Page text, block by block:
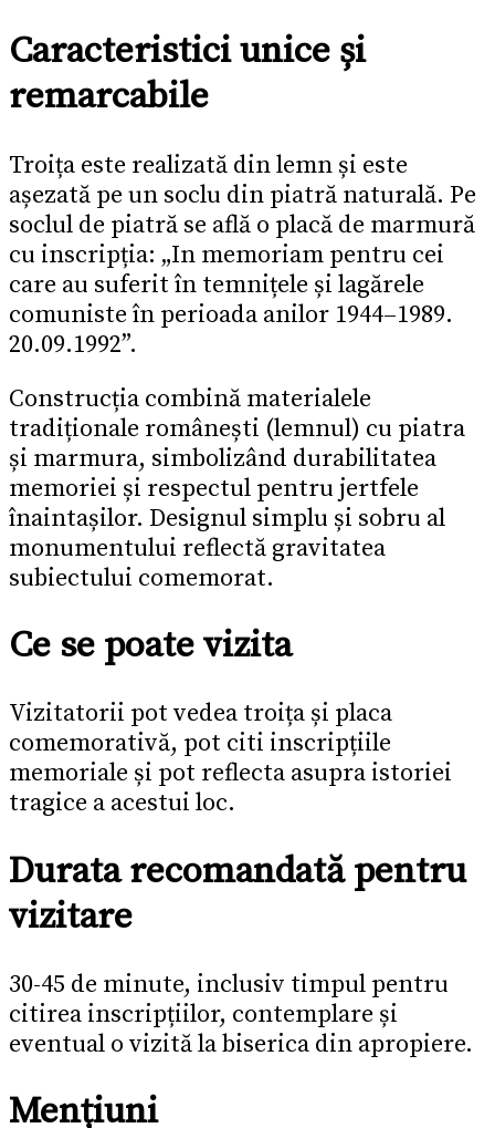
Caracteristici unice și
remarcabile
Troița este realizată din lemn și este
așezată pe un soclu din piatră naturală. Pe
soclul de piatră se află o placă de marmură
cu inscripția: „In memoriam pentru cei
care au suferit în temnițele și lagărele
comuniste în perioada anilor 1944–1989.
20.09.1992”.
Construcția combină materialele
tradiționale românești (lemnul) cu piatra
și marmura, simbolizând durabilitatea
memoriei și respectul pentru jertfele
înaintașilor. Designul simplu și sobru al
monumentului reflectă gravitatea
subiectului comemorat.
Ce se poate vizita
Vizitatorii pot vedea troița și placa
comemorativă, pot citi inscripțiile
memoriale și pot reflecta asupra istoriei
tragice a acestui loc.
Durata recomandată pentru
vizitare
30-45 de minute, inclusiv timpul pentru
citirea inscripțiilor, contemplare și
eventual o vizită la biserica din apropiere.
Mențiuni